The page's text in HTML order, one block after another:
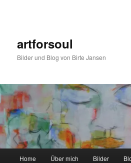
artforsoul
Bilder und Blog von Birte Jansen
Home Über mich Bilder